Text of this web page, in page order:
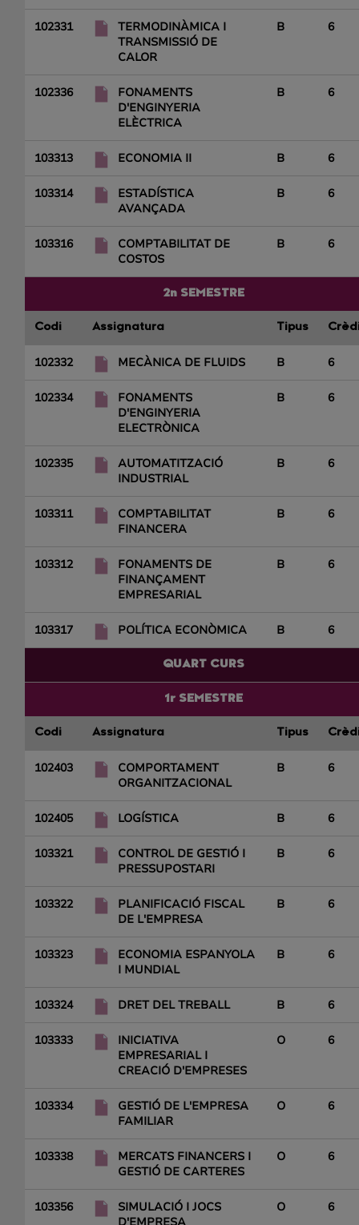
102331
TERMODINÀMICA I
TRANSMISSIÓ DE
CALOR
B 6
102336
FONAMENTS
D'ENGINYERIA
ELÈCTRICA
B 6
103313 ECONOMIA II B 6
103314
ESTADÍSTICA
AVANÇADA
B 6
103316
COMPTABILITAT DE
COSTOS
B 6
2n SEMESTRE
Codi Assignatura Tipus
102332 MECÀNICA DE FLUIDS B 6
102334
FONAMENTS
D'ENGINYERIA
ELECTRÒNICA
B 6
102335
AUTOMATITZACIÓ
INDUSTRIAL
B 6
103311
COMPTABILITAT
FINANCERA
B 6
103312
FONAMENTS DE
FINANÇAMENT
EMPRESARIAL
B 6
103317 POLÍTICA ECONÒMICA B 6
QUART CURS
1r SEMESTRE
Codi Assignatura Tipus
102403
COMPORTAMENT
ORGANITZACIONAL
B 6
102405 LOGÍSTICA B 6
103321
CONTROL DE GESTIÓ I
PRESSUPOSTARI
B 6
103322
PLANIFICACIÓ FISCAL
DE L'EMPRESA
B 6
103323
ECONOMIA ESPANYOLA
I MUNDIAL
B 6
103324 DRET DEL TREBALL B 6
103333
INICIATIVA
EMPRESARIAL I
CREACIÓ D'EMPRESES
O 6
103334
GESTIÓ DE L'EMPRESA
FAMILIAR
O 6
103338
MERCATS FINANCERS I
GESTIÓ DE CARTERES
O 6
103356
SIMULACIÓ I JOCS
O 6